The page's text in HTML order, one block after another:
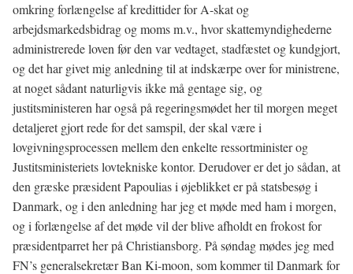
omkring forlængelse af kredittider for A-skat og
arbejdsmarkedsbidrag og moms m.v., hvor skattemyndighederne
administrerede loven før den var vedtaget, stadfæstet og kundgjort,
og det har givet mig anledning til at indskærpe over for ministrene,
at noget sådant naturligvis ikke må gentage sig, og
justitsministeren har også på regeringsmødet her til morgen meget
detaljeret gjort rede for det samspil, der skal være i
lovgivningsprocessen mellem den enkelte ressortminister og
Justitsministeriets lovtekniske kontor. Derudover er det jo sådan, at
den græske præsident Papoulias i øjeblikket er på statsbesøg i
Danmark, og i den anledning har jeg et møde med ham i morgen,
og i forlængelse af det møde vil der blive afholdt en frokost for
præsidentparret her på Christiansborg. På søndag mødes jeg med
FN’s generalsekretær Ban Ki-moon, som kommer til Danmark for